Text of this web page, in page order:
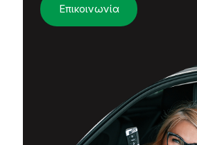
Επικοινωνία